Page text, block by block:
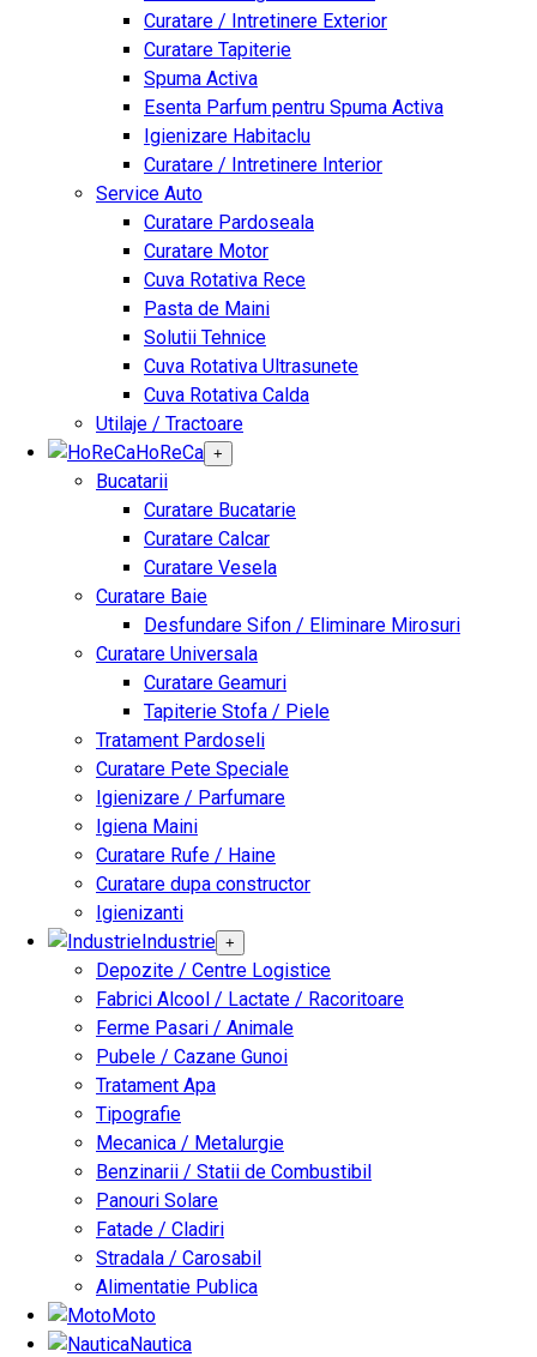
Curatare / Intretinere Exterior
Curatare Tapiterie
Spuma Activa
Esenta Parfum pentru Spuma Activa
Igienizare Habitaclu
Curatare / Intretinere Interior
Service Auto
Curatare Pardoseala
Curatare Motor
Cuva Rotativa Rece
Pasta de Maini
Solutii Tehnice
Cuva Rotativa Ultrasunete
Cuva Rotativa Calda
Utilaje / Tractoare
HoReCa +
Bucatarii
Curatare Bucatarie
Curatare Calcar
Curatare Vesela
Curatare Baie
Desfundare Sifon / Eliminare Mirosuri
Curatare Universala
Curatare Geamuri
Tapiterie Stofa / Piele
Tratament Pardoseli
Curatare Pete Speciale
Igienizare / Parfumare
Igiena Maini
Curatare Rufe / Haine
Curatare dupa constructor
Igienizanti
Industrie +
Depozite / Centre Logistice
Fabrici Alcool / Lactate / Racoritoare
Ferme Pasari / Animale
Pubele / Cazane Gunoi
Tratament Apa
Tipografie
Mecanica / Metalurgie
Benzinarii / Statii de Combustibil
Panouri Solare
Fatade / Cladiri
Stradala / Carosabil
Alimentatie Publica
Moto
Nautica